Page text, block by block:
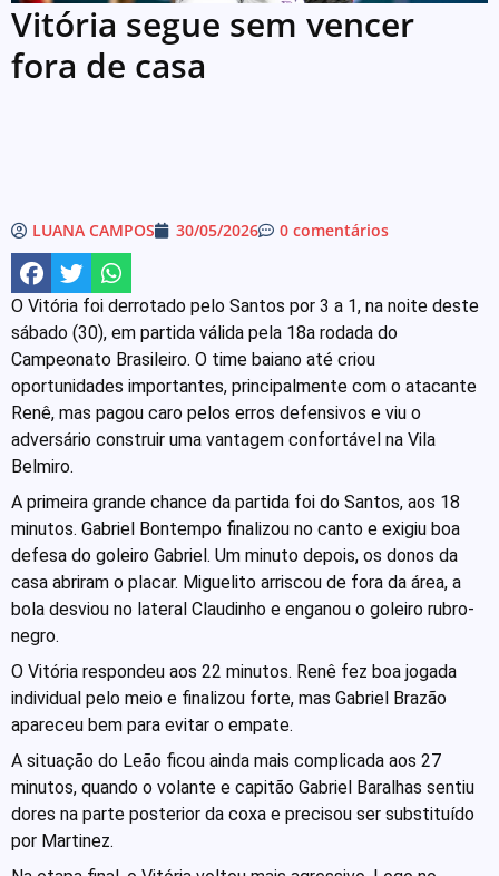
Vitória segue sem vencer
fora de casa
LUANA CAMPOS 30/05/2026 0 comentários
O Vitória foi derrotado pelo Santos por 3 a 1, na noite deste
sábado (30), em partida válida pela 18a rodada do
Campeonato Brasileiro. O time baiano até criou
oportunidades importantes, principalmente com o atacante
Renê, mas pagou caro pelos erros defensivos e viu o
adversário construir uma vantagem confortável na Vila
Belmiro.
A primeira grande chance da partida foi do Santos, aos 18
minutos. Gabriel Bontempo finalizou no canto e exigiu boa
defesa do goleiro Gabriel. Um minuto depois, os donos da
casa abriram o placar. Miguelito arriscou de fora da área, a
bola desviou no lateral Claudinho e enganou o goleiro rubro-
negro.
O Vitória respondeu aos 22 minutos. Renê fez boa jogada
individual pelo meio e finalizou forte, mas Gabriel Brazão
apareceu bem para evitar o empate.
A situação do Leão ficou ainda mais complicada aos 27
minutos, quando o volante e capitão Gabriel Baralhas sentiu
dores na parte posterior da coxa e precisou ser substituído
por Martinez.